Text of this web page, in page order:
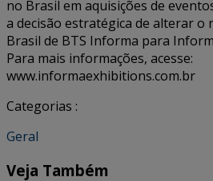
no Brasil em aquisições de
a decisão estratégica de alterar o
Brasil de BTS Informa para
Para mais informações, acesse:
www.informaexhibitions.com.br
Categorias :
Geral
Veja Também